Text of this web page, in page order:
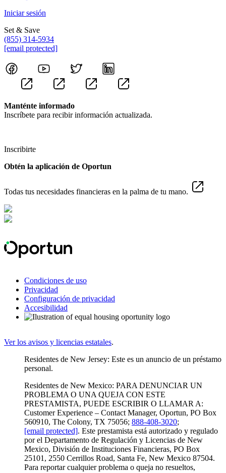
Iniciar sesión
Set & Save
(855) 314-5934
[email protected]
Manténte informado
Inscríbete para recibir información actualizada.
Inscribirte
Obtén la aplicación de Oportun
Todas tus necesidades financieras en la palma de tu mano.
Condiciones de uso
Privacidad
Configuración de privacidad
Accesibilidad
Ver los avisos y licencias estatales.
Residentes de New Jersey: Este es un anuncio de un préstamo
personal.
Residentes de New Mexico: PARA DENUNCIAR UN
PROBLEMA O UNA QUEJA CON ESTE
PRESTAMISTA, PUEDE ESCRIBIR O LLAMAR A:
Customer Experience – Contact Manager, Oportun, PO Box
560910, The Colony, TX 75056; 888-408-3020;
[email protected]. Este prestamista está autorizado y regulado
por el Departamento de Regulación y Licencias de New
Mexico, División de Instituciones Financieras, PO Box
25101, 2550 Cerrillos Road, Santa Fe, New Mexico 87504.
Para reportar cualquier problema o queja no resueltos,